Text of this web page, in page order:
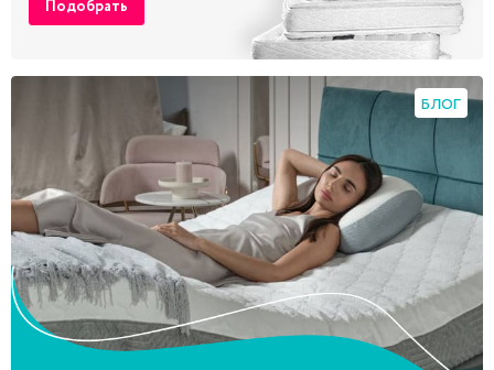
Подобрать
БЛОГ